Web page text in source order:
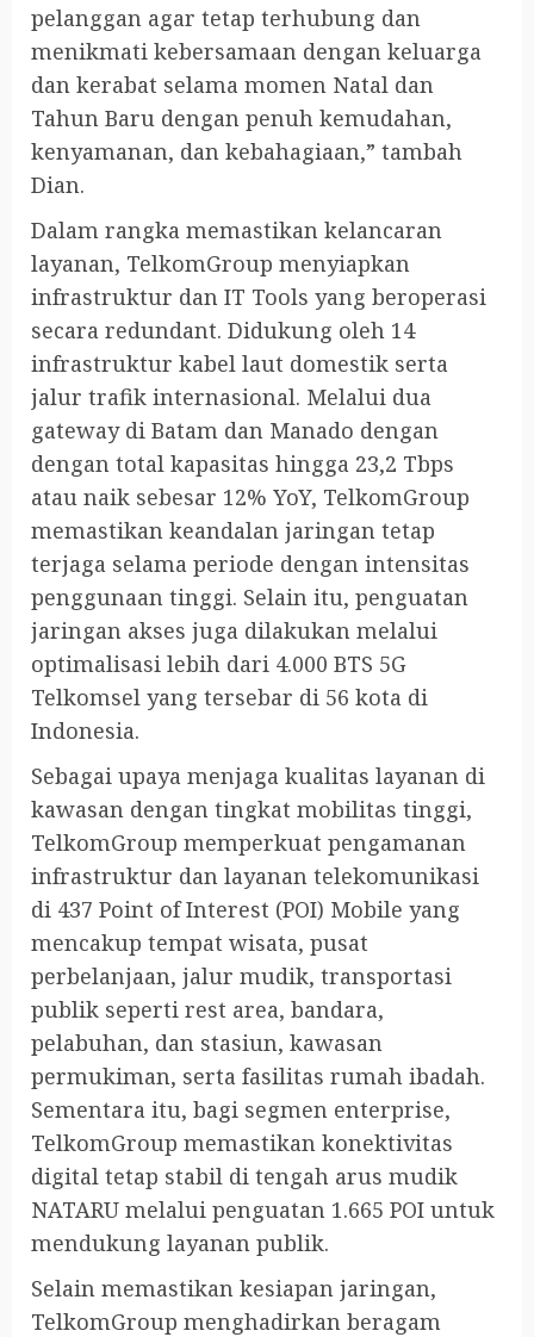
pelanggan agar tetap terhubung dan
menikmati kebersamaan dengan keluarga
dan kerabat selama momen Natal dan
Tahun Baru dengan penuh kemudahan,
kenyamanan, dan kebahagiaan,” tambah
Dian.
Dalam rangka memastikan kelancaran
layanan, TelkomGroup menyiapkan
infrastruktur dan IT Tools yang beroperasi
secara redundant. Didukung oleh 14
infrastruktur kabel laut domestik serta
jalur trafik internasional. Melalui dua
gateway di Batam dan Manado dengan
dengan total kapasitas hingga 23,2 Tbps
atau naik sebesar 12% YoY, TelkomGroup
memastikan keandalan jaringan tetap
terjaga selama periode dengan intensitas
penggunaan tinggi. Selain itu, penguatan
jaringan akses juga dilakukan melalui
optimalisasi lebih dari 4.000 BTS 5G
Telkomsel yang tersebar di 56 kota di
Indonesia.
Sebagai upaya menjaga kualitas layanan di
kawasan dengan tingkat mobilitas tinggi,
TelkomGroup memperkuat pengamanan
infrastruktur dan layanan telekomunikasi
di 437 Point of Interest (POI) Mobile yang
mencakup tempat wisata, pusat
perbelanjaan, jalur mudik, transportasi
publik seperti rest area, bandara,
pelabuhan, dan stasiun, kawasan
permukiman, serta fasilitas rumah ibadah.
Sementara itu, bagi segmen enterprise,
TelkomGroup memastikan konektivitas
digital tetap stabil di tengah arus mudik
NATARU melalui penguatan 1.665 POI untuk
mendukung layanan publik.
Selain memastikan kesiapan jaringan,
TelkomGroup menghadirkan beragam